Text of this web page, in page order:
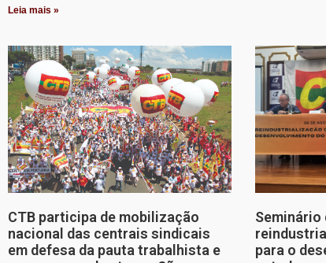
Leia mais »
CTB participa de mobilização
nacional das centrais sindicais
em defesa da pauta trabalhista e
Seminário
para o